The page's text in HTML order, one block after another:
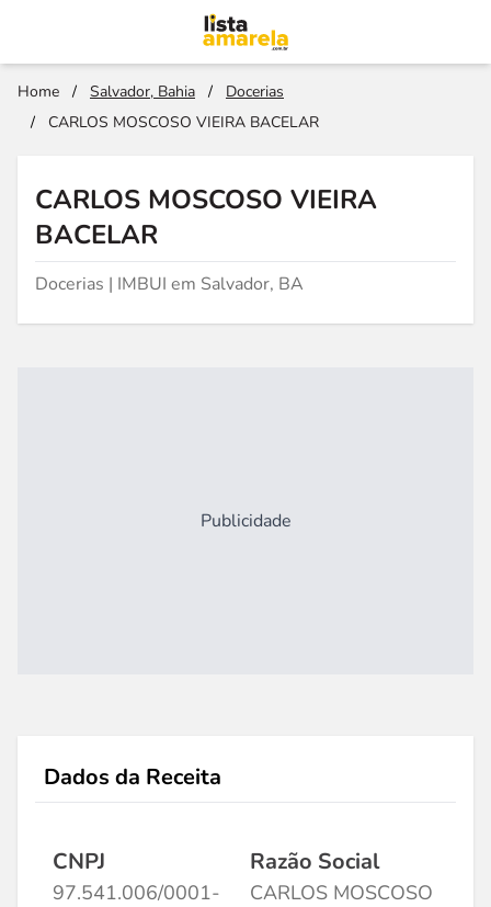
Home / Salvador, Bahia /
Docerias
/
CARLOS MOSCOSO VIEIRA BACELAR
CARLOS MOSCOSO VIEIRA
BACELAR
Docerias | IMBUI em Salvador, BA
Publicidade
Dados da Receita
CNPJ
97.541.006/0001-
Razão Social
CARLOS MOSCOSO